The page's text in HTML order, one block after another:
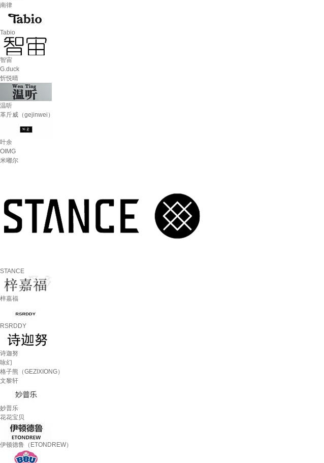
南律
Tabio
智宙
G.duck
忻悦晴
温听
革斤威（gejinwei）
叶余
OIMG
米嘟尔
STANCE
梓嘉福
RSRDDY
诗迦努
咏幻
格子熊（GEZIXIONG）
文黎轩
妙普乐
花花宝贝
伊顿德鲁（ETONDREW）